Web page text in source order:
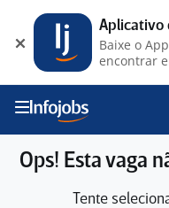
Ops! Esta vaga
Tente
Aplicativo
Baixe o
encontrar